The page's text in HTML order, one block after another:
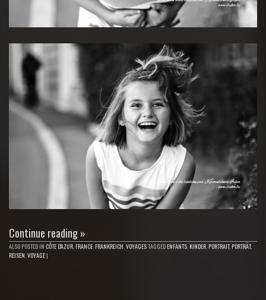
Continue reading»
ALSO POSTED IN CÔTE D'AZUR FRANCE FRANKREICH VOYAGESTAGGED ENFANTS KINDER PORTRAIT, PORTRÄT,
REISEN VOYAGE |